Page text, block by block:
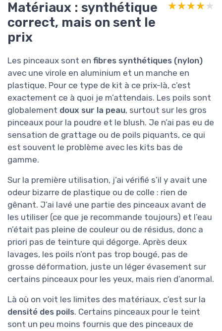
Matériaux : synthétique
correct, mais on sent le
prix
★★★★★
★★★★★
Les pinceaux sont en fibres synthétiques (nylon)
avec une virole en aluminium et un manche en
plastique. Pour ce type de kit à ce prix-là, c’est
exactement ce à quoi je m’attendais. Les poils sont
globalement doux sur la peau, surtout sur les gros
pinceaux pour la poudre et le blush. Je n’ai pas eu de
sensation de grattage ou de poils piquants, ce qui
est souvent le problème avec les kits bas de
gamme.
Sur la première utilisation, j’ai vérifié s’il y avait une
odeur bizarre de plastique ou de colle : rien de
gênant. J’ai lavé une partie des pinceaux avant de
les utiliser (ce que je recommande toujours) et l’eau
n’était pas pleine de couleur ou de résidus, donc a
priori pas de teinture qui dégorge. Après deux
lavages, les poils n’ont pas trop bougé, pas de
grosse déformation, juste un léger évasement sur
certains pinceaux pour les yeux, mais rien d’anormal.
Là où on voit les limites des matériaux, c’est sur la
densité des poils. Certains pinceaux pour le teint
sont un peu moins fournis que des pinceaux de